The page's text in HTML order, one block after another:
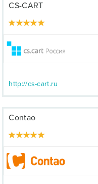
CS-CART
http://cs-cart.ru
Contao